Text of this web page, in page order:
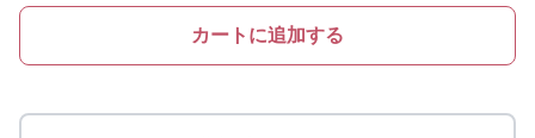
カートに追加する